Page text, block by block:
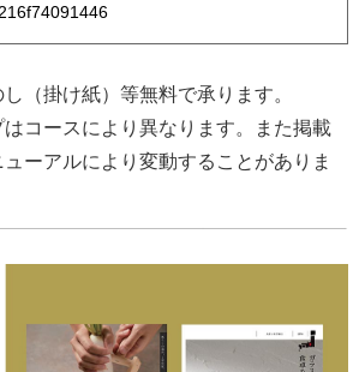
（掛け紙）等無料で承ります。
コースにより異なります。また掲載
ーアルにより変動することがありま